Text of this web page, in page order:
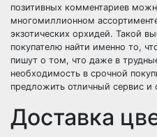
позитивных комментариев
многомиллионном
экзотических орхидей. Такой
покупателю найти именно то,
пишут о том, что даже в
необходимость в срочной
предложить отличный сервис и
Доставка